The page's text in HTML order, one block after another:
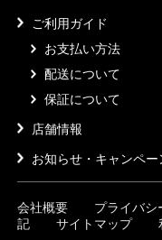
ご利用ガイド
お支払い方法
配送について
保証について
店舗情報
お知らせ・キャンペー
会社概要 プライバシ
記
サイトマップ